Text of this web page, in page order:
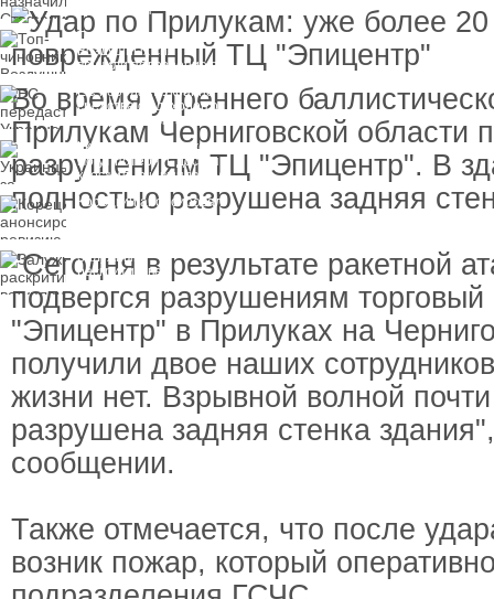
пресечения
Топ-чиновнику
Воздушных сил
вручили подозрение по
1 млрд гривен
ЕС передаст Украине
средства от доходов от
замороженных активов
России
Украинцы за рубежом
могут потерять доступ
к госжилью и выплатам
Корецкий анонсировал
ревизию госбюджета
Залужный
раскритиковал
вступление Украины в
НАТО и предлагает
другие варианты
Во время утреннего
Прилукам Черниговской области
разрушениям ТЦ "Эпицентр". В
полностью разрушена задняя
"Сегодня в результате ракетной
подвергся разрушениям торговый
"Эпицентр" в Прилуках на
получили двое наших
жизни нет. Взрывной волной
разрушена задняя стенка
сообщении.
Также отмечается, что после
возник пожар, который